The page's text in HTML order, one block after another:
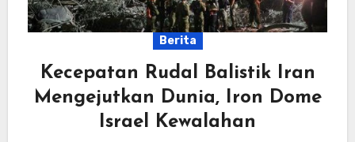
Berita
Kecepatan Rudal Balistik Iran
Mengejutkan Dunia, Iron Dome
Israel Kewalahan